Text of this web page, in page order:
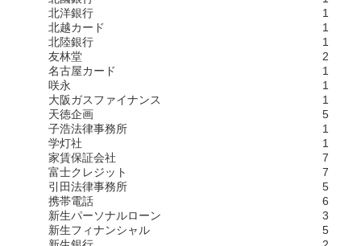
北洋銀行
1
北越カード
1
北陸銀行
1
友林堂
2
名古屋カード
1
咲永
1
大阪ガスファイナンス
1
天徳企画
5
子浩法律事務所
1
学灯社
1
家賃保証会社
7
富士クレジット
7
引田法律事務所
5
携帯電話
6
新生パーソナルローン
3
新生フィナンシャル
5